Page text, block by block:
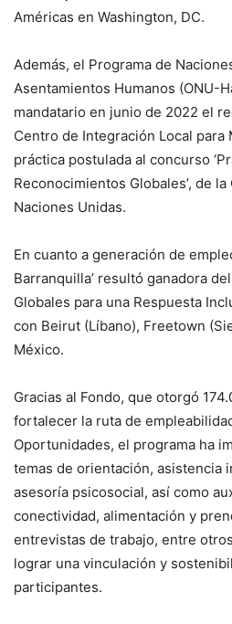
Américas en Washington, DC.
Además, el Programa de
Asentamientos Humanos (ONU-
mandatario en junio de 2022 el
Centro de Integración Local
práctica postulada al concurso
Reconocimientos Globales’, de
Naciones Unidas.
En cuanto a generación de
Barranquilla’ resultó ganadora
Globales para una Respuesta
con Beirut (Líbano), Freetown
México.
Gracias al Fondo, que otorgó
fortalecer la ruta de
Oportunidades, el programa ha
temas de orientación, asistencia
asesoría psicosocial, así como
conectividad, alimentación y
entrevistas de trabajo, entre
lograr una vinculación y
participantes.